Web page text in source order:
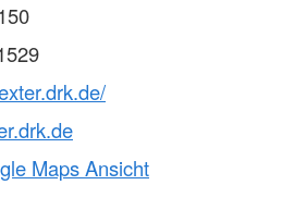
Maps Ansicht